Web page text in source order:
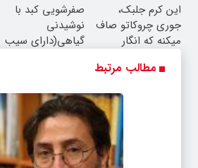
این کرم جلبک،
جوری چروکاتو صاف
میکنه که انگار
(تخفیف ویژه)
صفرشویی کبد با
نوشیدنی
گیاهی(دارای سیب
مطالب مرتبط